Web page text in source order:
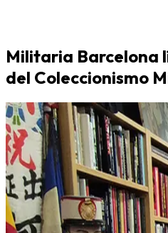
Militaria Barcelona
del Coleccionismo